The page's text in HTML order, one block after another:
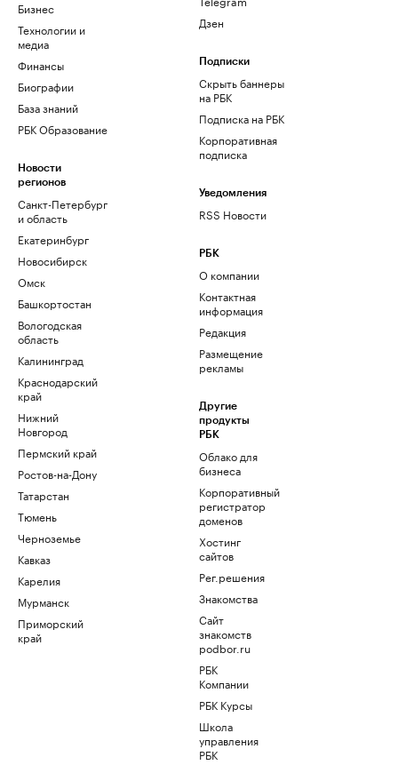
Бизнес
Технологии и
медиа
Финансы
Биографии
База знаний
РБК Образование
Новости
регионов
Санкт-Петербург
и область
Екатеринбург
Новосибирск
Омск
Башкортостан
Вологодская
область
Калининград
Краснодарский
край
Нижний
Новгород
Пермский край
Ростов-на-Дону
Татарстан
Тюмень
Черноземье
Кавказ
Карелия
Мурманск
Приморский
край
Дзен
Подписки
Скрыть баннеры
на РБК
Подписка на РБК
Корпоративная
подписка
Уведомления
RSS Новости
РБК
О компании
Контактная
информация
Редакция
Размещение
рекламы
Другие
продукты
РБК
Облако для
бизнеса
Корпоративный
регистратор
доменов
Хостинг
сайтов
Рег.решения
Знакомства
Сайт
знакомств
podbor.ru
РБК
Компании
РБК Курсы
Школа
управления
РБК